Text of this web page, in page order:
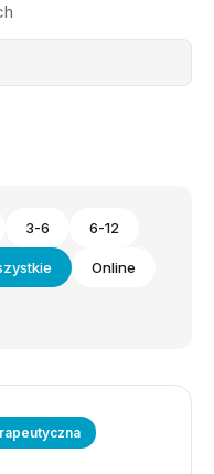
3-6 6-12
Online